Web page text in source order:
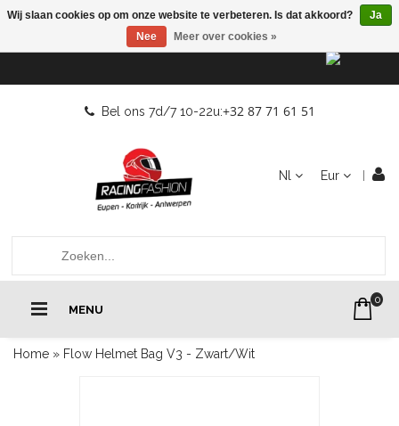
Bel ons 7d/7 10-22u:+32 87 71 61 51
Nl Eur
MENU
0
Home » Flow Helmet Bag V3 - Zwart/Wit
Wij slaan cookies op om onze website te verbeteren. Is dat akkoord?
Ja
Nee
Meer over cookies »